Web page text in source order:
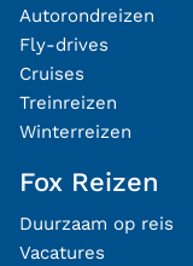
Autorondreizen
Fly-drives
Cruises
Treinreizen
Winterreizen
Fox Reizen
Duurzaam op reis
Vacatures